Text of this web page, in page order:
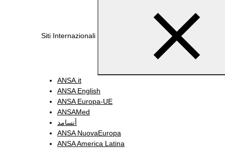
Siti Internazionali
ANSA.it
ANSA English
ANSA Europa-UE
ANSAMed
أنسامد
ANSA NuovaEuropa
ANSA America Latina